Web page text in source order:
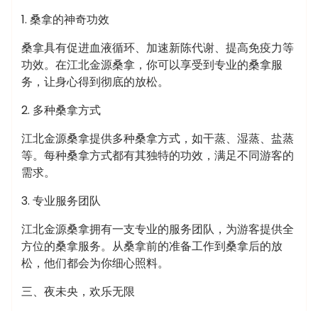
1. 桑拿的神奇功效
桑拿具有促进血液循环、加速新陈代谢、提高免疫力等
功效。在江北金源桑拿，你可以享受到专业的桑拿服
务，让身心得到彻底的放松。
2. 多种桑拿方式
江北金源桑拿提供多种桑拿方式，如干蒸、湿蒸、盐蒸
等。每种桑拿方式都有其独特的功效，满足不同游客的
需求。
3. 专业服务团队
江北金源桑拿拥有一支专业的服务团队，为游客提供全
方位的桑拿服务。从桑拿前的准备工作到桑拿后的放
松，他们都会为你细心照料。
三、夜未央，欢乐无限